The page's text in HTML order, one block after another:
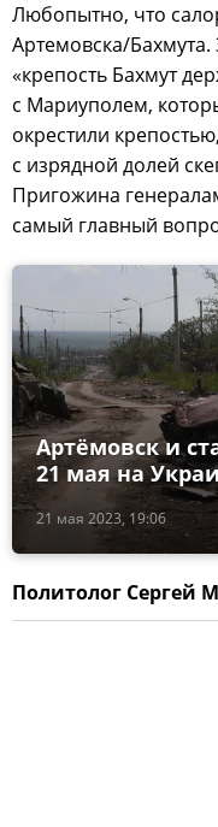
Любопытно, что
Артемовска/
«крепость Бахмут
с Мариуполем,
окрестили
с изрядной долей
Пригожина
самый главный
21 мая 2023, 19:06
Артёмовск и
21 мая на
Политолог Сергей